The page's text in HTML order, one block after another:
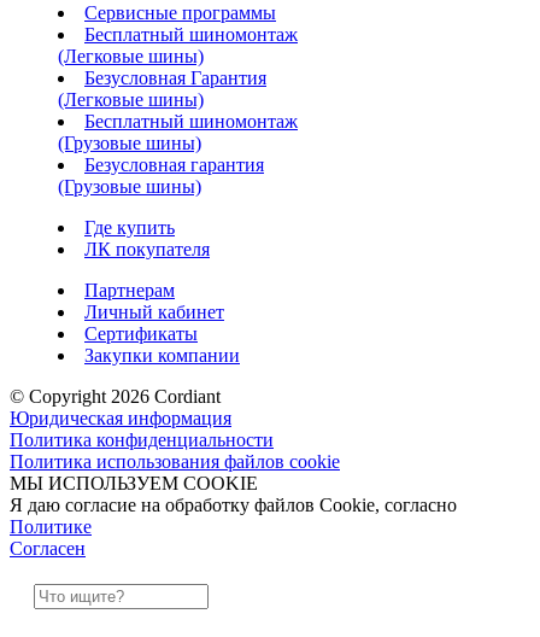
Сервисные программы
Бесплатный шиномонтаж
(Легковые шины)
Безусловная Гарантия
(Легковые шины)
Бесплатный шиномонтаж
(Грузовые шины)
Безусловная гарантия
(Грузовые шины)
Где купить
ЛК покупателя
Партнерам
Личный кабинет
Сертификаты
Закупки компании
© Copyright 2026 Cordiant
Юридическая информация
Политика конфиденциальности
Политика использования файлов cookie
МЫ ИСПОЛЬЗУЕМ COOKIE
Я даю согласие на обработку файлов Cookie, согласно
Политике
Согласен